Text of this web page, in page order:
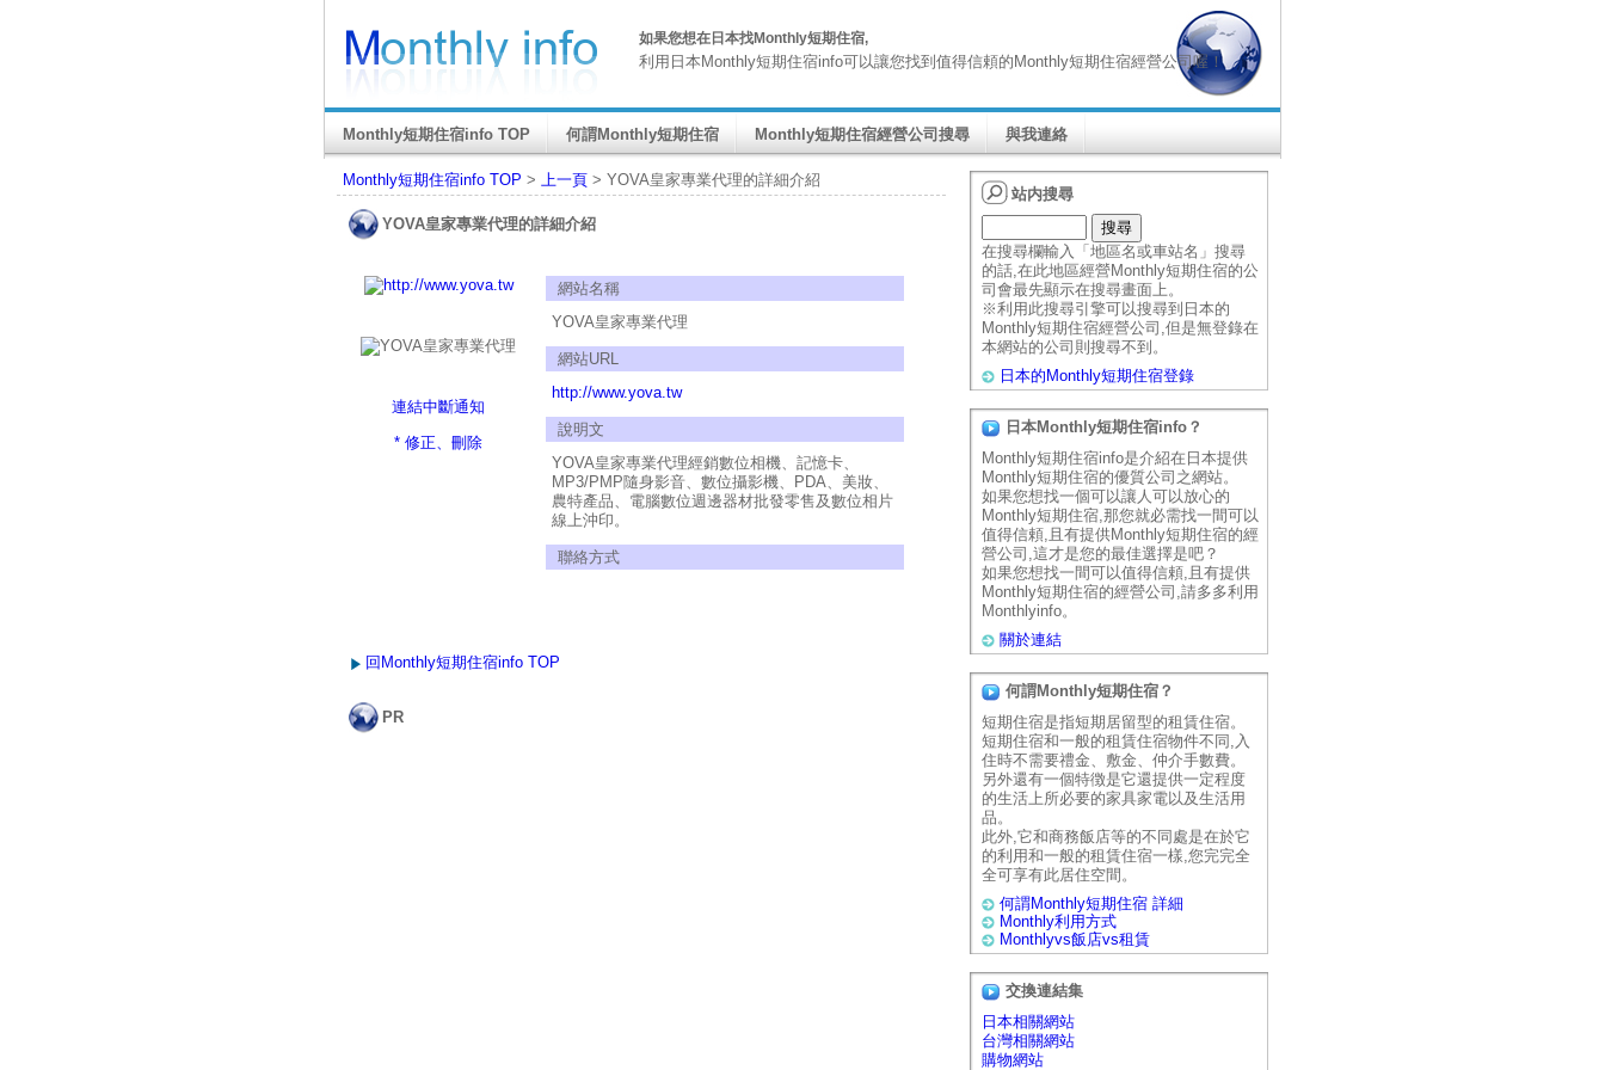
如果您想在日本找Monthly短期住宿,
利用日本Monthly短期住宿info可以讓您找到值得信頼的Monthly短期住宿經營公司喔！
Monthly短期住宿info TOP 何謂Monthly短期住宿 Monthly短期住宿經營公司搜尋 與我連絡
Monthly短期住宿info TOP > 上一頁 > YOVA皇家專業代理的詳細介紹
YOVA皇家專業代理的詳細介紹
連結中斷通知
* 修正、刪除
網站名稱
YOVA皇家專業代理
網站URL
http://www.yova.tw
說明文
YOVA皇家專業代理經銷數位相機、記憶卡、
MP3/PMP隨身影音、數位攝影機、PDA、美妝、
農特產品、電腦數位週邊器材批發零售及數位相片
線上沖印。
聯絡方式
回Monthly短期住宿info TOP
PR
站内搜尋
在搜尋欄輸入「地區名或車站名」搜尋
的話,在此地區經營Monthly短期住宿的公
司會最先顯示在搜尋畫面上。
※利用此搜尋引擎可以搜尋到日本的
Monthly短期住宿經營公司,但是無登錄在
本網站的公司則搜尋不到。
日本的Monthly短期住宿登錄
日本Monthly短期住宿info？
Monthly短期住宿info是介紹在日本提供
Monthly短期住宿的優質公司之網站。
如果您想找一個可以讓人可以放心的
Monthly短期住宿,那您就必需找一間可以
值得信頼,且有提供Monthly短期住宿的經
營公司,這才是您的最佳選擇是吧？
如果您想找一間可以值得信頼,且有提供
Monthly短期住宿的經營公司,請多多利用
Monthlyinfo。
關於連結
何謂Monthly短期住宿？
短期住宿是指短期居留型的租賃住宿。
短期住宿和一般的租賃住宿物件不同,入
住時不需要禮金、敷金、仲介手數費。
另外還有一個特徴是它還提供一定程度
的生活上所必要的家具家電以及生活用
品。
此外,它和商務飯店等的不同處是在於它
的利用和一般的租賃住宿一樣,您完完全
全可享有此居住空間。
何謂Monthly短期住宿 詳細
Monthly利用方式
Monthlyvs飯店vs租賃
交換連結集
日本相關網站
台灣相關網站
購物網站